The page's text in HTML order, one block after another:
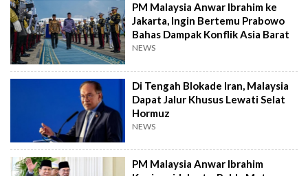
PM Malaysia Anwar Ibrahim ke
Jakarta, Ingin Bertemu Prabowo
Bahas Dampak Konflik Asia Barat
NEWS
Di Tengah Blokade Iran, Malaysia
Dapat Jalur Khusus Lewati Selat
Hormuz
NEWS
PM Malaysia Anwar Ibrahim